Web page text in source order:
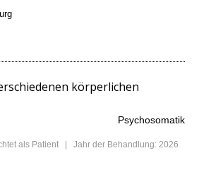
körperlichen
Psychosomatik
als Patient | Jahr der Behandlung: 2026